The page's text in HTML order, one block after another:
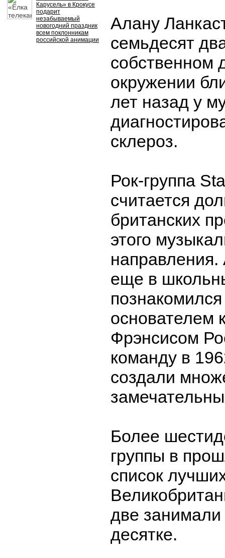
Карусель» в Крокусе
подарит
незабываемый
новогодний праздник
всем поклонникам
российской анимации
Алану
семьдесят
собственном
окружении
лет назад у
склероз.
Рок-группа
считается
британских
этого
еще в
основателем
Фрэнсисом
команду в
создали
Более
группы в
список
две
десятке.